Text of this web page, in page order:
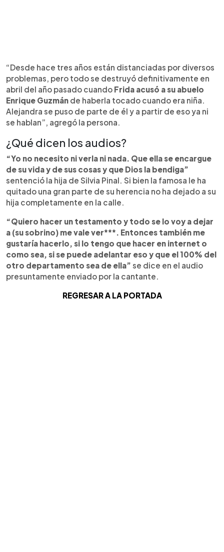
“Desde hace tres años están distanciadas por diversos
problemas, pero todo se destruyó definitivamente en
abril del año pasado cuando Frida acusó a su abuelo
Enrique Guzmán de haberla tocado cuando era niña.
Alejandra se puso de parte de él y a partir de eso ya ni
se hablan”, agregó la persona.
¿Qué dicen los audios?
“Yo no necesito ni verla ni nada. Que ella se encargue
de su vida y de sus cosas y que Dios la bendiga”
sentenció la hija de Silvia Pinal. Si bien la famosa le ha
quitado una gran parte de su herencia no ha dejado a su
hija completamente en la calle.
“Quiero hacer un testamento y todo se lo voy a dejar
a (su sobrino) me vale ver***. Entonces también me
gustaría hacerlo, si lo tengo que hacer en internet o
como sea, si se puede adelantar eso y que el 100% del
otro departamento sea de ella” se dice en el audio
presuntamente enviado por la cantante.
REGRESAR A LA PORTADA